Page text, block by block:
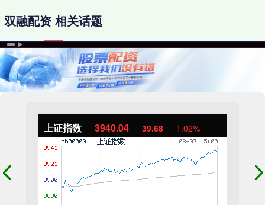
上证指数 3940.04 39.68 1.02%
双融配资 相关话题